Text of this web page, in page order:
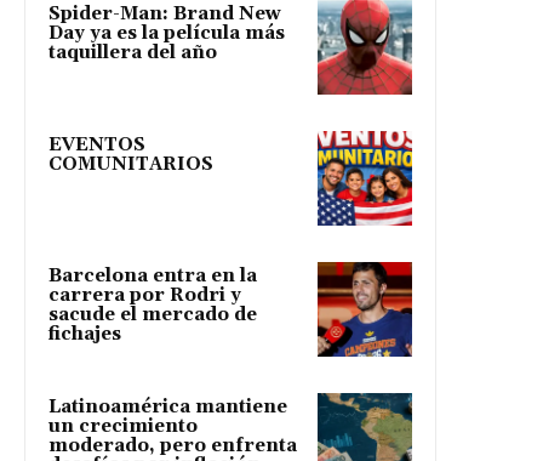
Spider-Man: Brand New
Day ya es la película más
taquillera del año
EVENTOS
COMUNITARIOS
Barcelona entra en la
carrera por Rodri y
sacude el mercado de
fichajes
Latinoamérica mantiene
un crecimiento
moderado, pero enfrenta